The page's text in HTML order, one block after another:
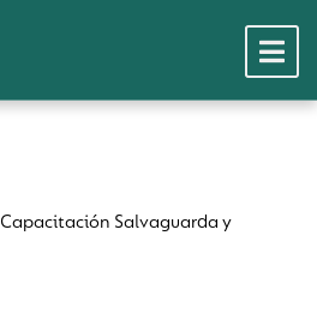
Capacitación Salvaguarda y